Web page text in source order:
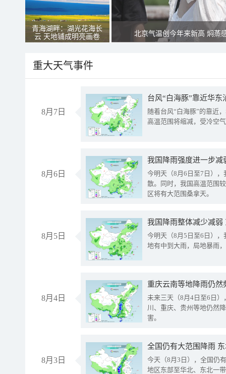
青海湖畔：湖光花海长
云 天地铺成明亮画卷
北京气温创今年来新高 焖蒸
重大天气事件
8月7日
台风“白海豚”靠近华
随着台风“白海豚”的靠近
高温范围将缩减，受冷空
8月6日
今明天（8月6日至7日）
散。同时，我国高温范围
区将有大范围桑拿天。
8月5日
我国降雨整体减少减弱
今明天（8月5日至6日）
地有中到大雨，局地暴雨
8月4日
重庆云南等地降雨仍然
未来三天（8月4日至6日
川、重庆、贵州等地仍然
害。
8月3日
全国仍有大范围降雨
今天（8月3日），全国仍
地区东部至华北、东北一